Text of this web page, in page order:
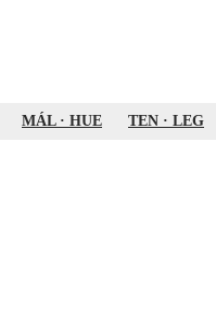
MÁL· HUE TEN · LEG